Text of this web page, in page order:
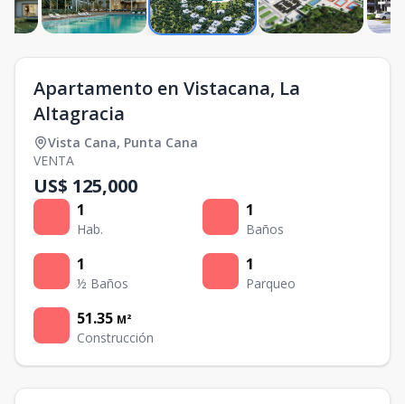
Apartamento en Vistacana, La
Altagracia
Vista Cana, Punta Cana
VENTA
US$ 125,000
1
Hab.
1
Baños
1
½ Baños
1
Parqueo
51.35 M²
Construcción